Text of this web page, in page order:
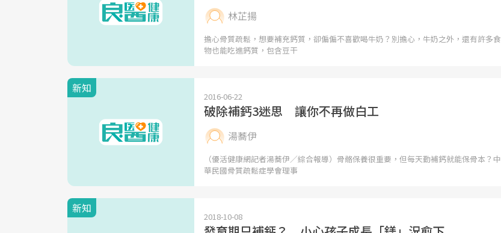
林芷揚
擔心骨質疏鬆，想要補充鈣質，卻偏偏不喜歡喝牛奶？別擔心，牛奶之外，還有許多食
物也能吃進鈣質，包含豆干
新知
2016-06-22
破除補鈣3迷思 讓你不再做白工
湯蕎伊
（優活健康網記者湯蕎伊／綜合報導）骨骼保養很重要，但每天勤補鈣就能保骨本？中
華民國骨質疏鬆症學會理事
新知
2018-10-08